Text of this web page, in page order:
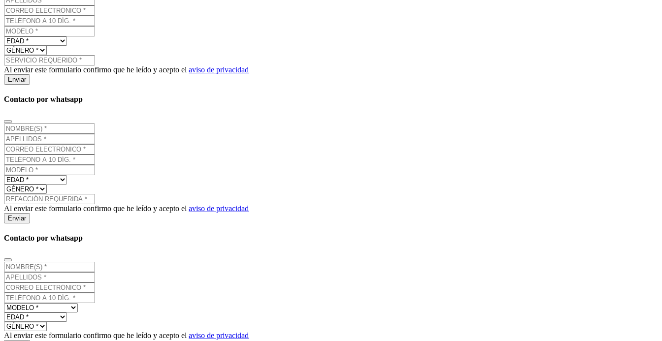
Al enviar este formulario confirmo que he leído y acepto el aviso de privacidad
Enviar
Contacto por whatsapp
Al enviar este formulario confirmo que he leído y acepto el aviso de privacidad
Enviar
Contacto por whatsapp
Al enviar este formulario confirmo que he leído y acepto el aviso de privacidad